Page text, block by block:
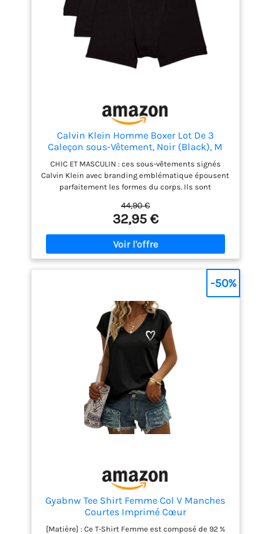
ces t-shirts pour homme offrent un design
polyvalent qui complète sans effort n'importe
quelle tenue, ce qui facilite l'assemblage d'un look
Calvin Klein Homme Boxer Lot De 3
Caleçon sous-Vêtement, Noir (Black), M
CHIC ET MASCULIN : ces sous-vêtements signés
Calvin Klein avec branding emblématique épousent
parfaitement les formes du corps. Ils sont
sport. CONFORT : grâce à l’élasthanne, ces sous-
vêtements à taille mi-haute sont agréables à porter.
La ceinture élastique avec le logo classique
souligne les lignes épurées. MATIÈRE ET ENTRETIEN :
articles 95 % coton et 5 % élasthanne. Lavage et
séchage en machine. COTTON STRETCH : cette
collection propose des modèles classiques en
coton extensible. À porter au quotidien pour une
sensation de bien-être exceptionnelle. LA
FASCINATION À L’ÉTAT PUR : Fondée en 1968, la
marque lifestyle Calvin Klein est célèbre pour son
style emblématique qui fascine toujours autant
l’univers de la mode. La marque américaine
privilégie un style minimaliste.
44,90 €
32,95 €
Gyabnw Tee Shirt Femme Col V Manches
Courtes Imprimé Cœur
[Matière] : Ce T-Shirt Femme est composé de 92 %
-50%